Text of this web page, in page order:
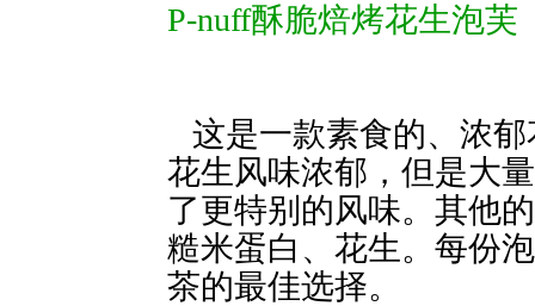
P-nuff酥脆焙烤花生泡芙
这是一款素食的、
花生风味浓郁，但是大
了更特别的风味。其他
糙米蛋白、花生。每
茶的最佳选择。